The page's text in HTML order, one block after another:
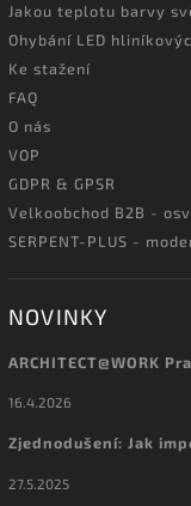
Jakou teplotu barvy
Ohybání LED
Ke stažení
FAQ
O nás
VOP
GDPR & GPSR
Velkoobchod B2B -
SERPENT-PLUS -
NOVINKY
ARCHITECT@WORK
16.4.2026
Zjednodušení: Jak
27.5.2025